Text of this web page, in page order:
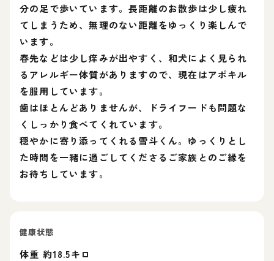
分の足で歩いています。長距離のお散歩は少し疲れ
てしまうため、無理のない距離をゆっくり楽しんで
います。
春先などは少し痒みが出やすく、和犬によく見られ
るアレルギー体質がありますので、現在はアポキル
を服用しています。
歯はほとんどありませんが、ドライフードも問題な
くしっかり食べてくれています。
穏やかに寄り添ってくれる雪斗くん。ゆっくりとし
た時間を一緒に過ごしてくださるご家族とのご縁を
お待ちしています。
健康状態
体重 約18.5キロ